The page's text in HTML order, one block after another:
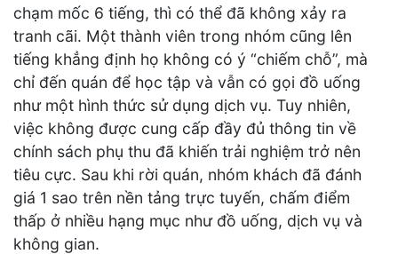
chạm mốc 6 tiếng, thì có thể đã không xảy ra
tranh cãi. Một thành viên trong nhóm cũng lên
tiếng khẳng định họ không có ý “chiếm chỗ”, mà
chỉ đến quán để học tập và vẫn có gọi đồ uống
như một hình thức sử dụng dịch vụ. Tuy nhiên,
việc không được cung cấp đầy đủ thông tin về
chính sách phụ thu đã khiến trải nghiệm trở nên
tiêu cực. Sau khi rời quán, nhóm khách đã đánh
giá 1 sao trên nền tảng trực tuyến, chấm điểm
thấp ở nhiều hạng mục như đồ uống, dịch vụ và
không gian.